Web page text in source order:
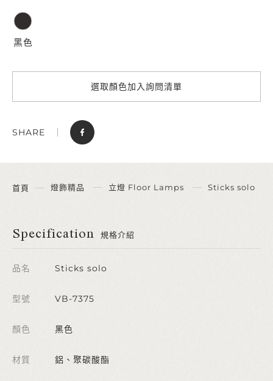
黑色
選取顏色加入詢問清單
SHARE
首頁 燈飾精品 立燈 Floor Lamps Sticks solo
Specification 規格介紹
品名 Sticks solo
型號 VB-7375
顏色 黑色
材質 鋁、聚碳酸酯